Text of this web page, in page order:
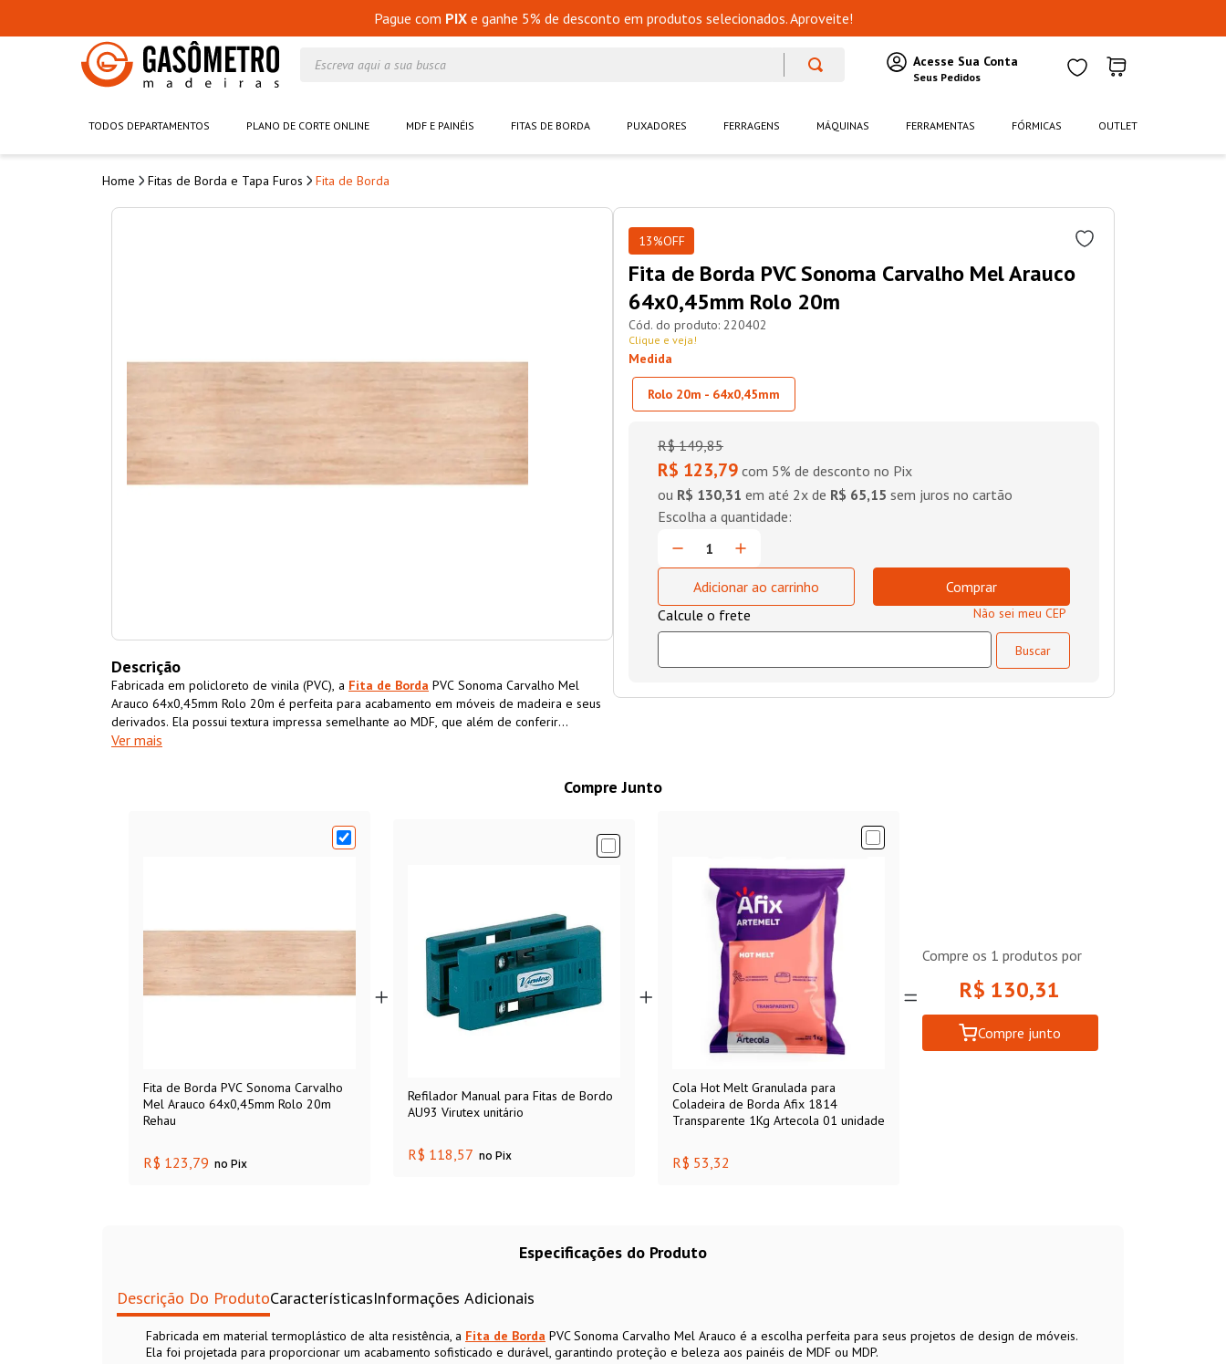
Pague com PIXe ganhe 5% de desconto em produtos selecionados. Aproveite!
TODOS DEPARTAMENTOS PLANO DE CORTE ONLINE MDF E PAINÉIS FITAS DE BORDA PUXADORES FERRAGENS MÁQUINAS FERRAMENTAS FÓRMICAS OUTLET
Fitas de Borda e Tapa Furos Fita de Borda
Descrição
Fabricada em policloreto de vinila (PVC), a Fita de Borda PVC Sonoma Carvalho Mel
Arauco 64x0,45mm Rolo 20m é perfeita para acabamento em móveis de madeira e seus
derivados. Ela possui textura impressa semelhante ao MDF, que além de conferir
acabamento superior ao móvel também impermeabiliza o material, aumentando sua
Ver mais
13%OFF
Fita de Borda PVC Sonoma Carvalho Mel Arauco
64x0,45mm Rolo 20m
220402
Clique e veja!
Medida
Rolo 20m - 64x0,45mm
R$ 149,85
R$ 123,79 com 5% de desconto no Pix
ou R$ 130,31 em até 2x de R$ 65,15 sem juros no cartão
Adicionar ao carrinho Comprar
Não sei meu CEP
Compre Junto
Fita de Borda PVC Sonoma Carvalho
Mel Arauco 64x0,45mm Rolo 20m
Rehau
R$ 123,79 no Pix
Refilador Manual para Fitas de Bordo
AU93 Virutex unitário
R$ 118,57 no Pix
Cola Hot Melt Granulada para
Coladeira de Borda Afix 1814
Transparente 1Kg Artecola 01 unidade
R$ 53,32
Compre os 1 produtos por
R$ 130,31
Compre junto
Especificações do Produto
Descrição Do ProdutoCaracterísticasInformações Adicionais
Fabricada em material termoplástico de alta resistência, a Fita de Borda PVC Sonoma Carvalho Mel Arauco é a escolha perfeita para seus projetos de design de móveis.
Ela foi projetada para proporcionar um acabamento sofisticado e durável, garantindo proteção e beleza aos painéis de MDF ou MDP.